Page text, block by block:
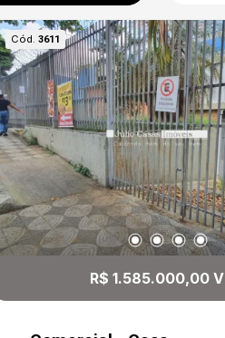
Cód. 3611
R$ 1.585.000,00 V